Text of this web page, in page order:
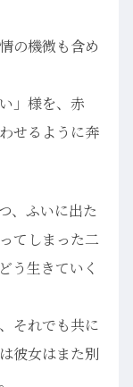
の機微も含め
」様を、赤
せるように奔
、ふいに出た
てしまった二
う生きていく
それでも共に
彼女はまた別